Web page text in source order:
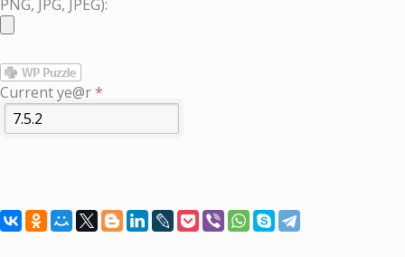
PNG, JPG, JPEG):
Current ye@r*